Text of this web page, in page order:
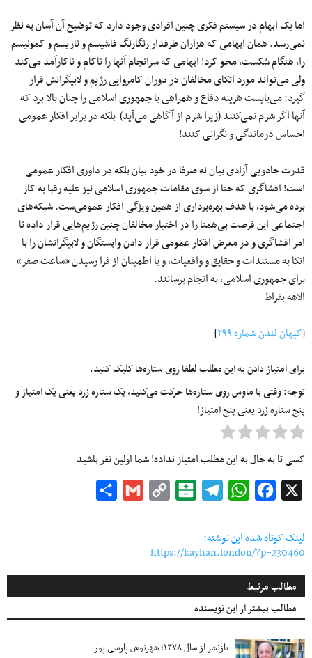
اما یک ابهام در سیستم فکری چنین افرادی وجود دارد که توضیح آن آسان به نظر
نمی‌رسد. همان ابهامی که هزاران طرفدار رنگارنگ فاشیسم و نازیسم و کمونیسم
را، هنگام شکست، محو کرد! ابهامی که سرانجام آنها را ناکام و ناکارآمد می‌کند
ولی می‌تواند مورد اتکای مخالفان در دوران کامروایی رژیم و لابیگرانش قرار
گیرد: می‌بایست هزینه‌ دفاع و همراهی با جمهوری اسلامی را چنان بالا برد که
آنها اگر شرم نمی‌کنند (زیرا شرم از آگاهی می‌آید) بلکه در برابر افکار عمومی
احساس درماندگی و نگرانی کنند!
قدرت جادویی آزادی بیان نه صرفا در خود بیان بلکه در داوری افکار عمومی
است! افشاگری که حتا از سوی مقامات جمهوری اسلامی نیز علیه رقبا به کار
برده می‌شود، با هدف بهره‌برداری از همین ویژگی افکار عمومی‌ست. شبکه‌های
اجتماعی این فرصت بی‌همتا را در اختیار مخالفان چنین رژیم‌هایی قرار داده تا
امر افشاگری و در معرض افکار عمومی قرار دادن وابستگان و لابیگرانشان را با
اتکا به مستندات و حقایق و واقعیات، و با اطمینان از فرا رسیدن «ساعت صفر»
برای جمهوری اسلامی، به انجام برسانند.
الاهه بقراط
[کیهان لندن شماره ۲۹۹ ]
برای امتیاز دادن به این مطلب لطفا روی ستاره‌ها کلیک کنید.
توجه: وقتی با ماوس روی ستاره‌ها حرکت می‌کنید، یک ستاره زرد یعنی یک امتیاز و
پنج ستاره زرد یعنی پنج امتیاز!
کسی تا به حال به این مطلب امتیاز نداده! شما اولین نفر باشید
Facebook
WhatsApp
Telegram
Balatarin
Copy
Gmail
لینک کوتاه شده این نوشته:
https://kayhan.london/?p=230460
مطالب مرتبط
مطالب بیشتر از این نویسنده
بازنشر از سال ۱۳۷۸؛ شهرنوش پارسی پور